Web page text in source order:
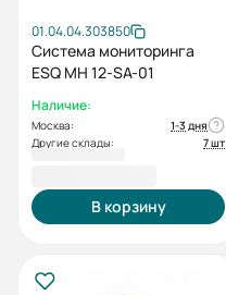
01.04.04.303850
Система мониторинга
ESQ MH 12-SA-01
Наличие:
Москва:
1-3 дня
Другие склады:
7 шт
В корзину